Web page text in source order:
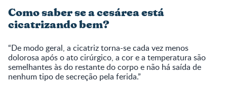
Como saber se a cesárea está
cicatrizando bem?
“De modo geral, a cicatriz torna-se cada vez menos
dolorosa após o ato cirúrgico, a cor e a temperatura são
semelhantes às do restante do corpo e não há saída de
nenhum tipo de secreção pela ferida.”